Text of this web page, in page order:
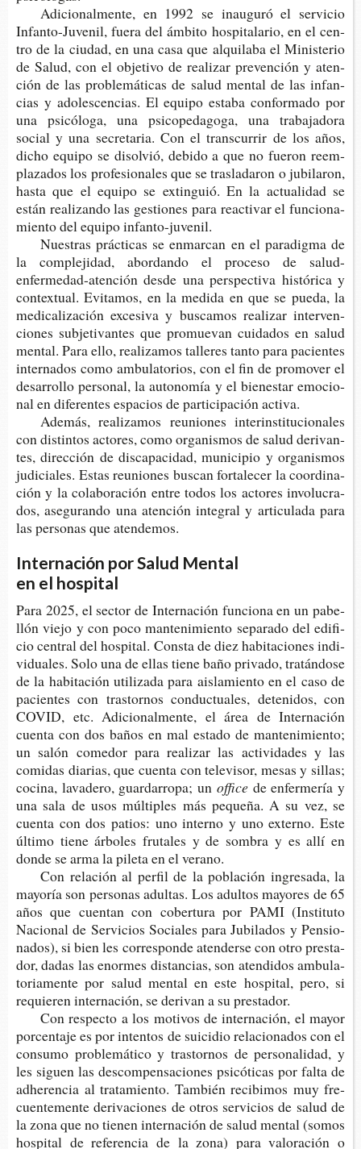
Adi­cio­nal­men­te, en 1992 se inau­gu­ró el ser­vi­cio
Infanto-​Juvenil, fuera del ámbi­to hos­pi­ta­la­rio, en el cen­
tro de la ciu­dad, en una casa que alqui­la­ba el Minis­te­rio
de Salud, con el obje­ti­vo de rea­li­zar pre­ven­ción y aten­
ción de las pro­ble­má­ti­cas de salud men­tal de las infan­
cias y ado­les­cen­cias. El equi­po esta­ba con­for­ma­do por
una psi­có­lo­ga, una psi­co­pe­da­go­ga, una tra­ba­ja­do­ra
social y una secre­ta­ria. Con el trans­cu­rrir de los años,
dicho equi­po se disol­vió, debi­do a que no fue­ron reem­
pla­za­dos los pro­fe­sio­na­les que se tras­la­da­ron o jubi­la­ron,
hasta que el equi­po se extin­guió. En la actua­li­dad se
están rea­li­zan­do las ges­tio­nes para reac­ti­var el fun­cio­na­
mien­to del equi­po infanto-juvenil.
Nues­tras prác­ti­cas se enmar­can en el para­dig­ma de
la com­ple­ji­dad, abor­dan­do el pro­ce­so de salud-​
enfermedad-atención desde una pers­pec­ti­va his­tó­ri­ca y
con­tex­tual. Evi­ta­mos, en la medi­da en que se pueda, la
medi­ca­li­za­ción exce­si­va y bus­ca­mos rea­li­zar inter­ven­
cio­nes sub­je­ti­van­tes que pro­mue­van cui­da­dos en salud
men­tal. Para ello, rea­li­za­mos talle­res tanto para pacien­tes
inter­na­dos como ambu­la­to­rios, con el fin de pro­mo­ver el
desa­rro­llo per­so­nal, la auto­no­mía y el bie­nes­tar emo­cio­
nal en dife­ren­tes espa­cios de par­ti­ci­pa­ción activa.
Ade­más, rea­li­za­mos reunio­nes inte­ri­ns­ti­tu­cio­na­les
con dis­tin­tos acto­res, como orga­nis­mos de salud deri­van­
tes, direc­ción de dis­ca­pa­ci­dad, muni­ci­pio y orga­nis­mos
judi­cia­les. Estas reunio­nes bus­can for­ta­le­cer la coor­di­na­
ción y la cola­bo­ra­ción entre todos los acto­res invo­lu­cra­
dos, ase­gu­ran­do una aten­ción inte­gral y arti­cu­la­da para
las per­so­nas que atendemos.
Internación por Salud Mental
en el hospital
Para 2025, el sec­tor de Inter­na­ción fun­cio­na en un pabe­
llón viejo y con poco man­te­ni­mien­to sepa­ra­do del edi­fi­
cio cen­tral del hos­pi­tal. Cons­ta de diez habi­ta­cio­nes indi­
vi­dua­les. Solo una de ellas tiene baño pri­va­do, tra­tán­do­se
de la habi­ta­ción uti­li­za­da para ais­la­mien­to en el caso de
pacien­tes con tras­tor­nos con­duc­tua­les, dete­ni­dos, con
COVID, etc. Adi­cio­nal­men­te, el área de Inter­na­ción
cuen­ta con dos baños en mal esta­do de man­te­ni­mien­to;
un salón come­dor para rea­li­zar las acti­vi­da­des y las
comi­das dia­rias, que cuen­ta con tele­vi­sor, mesas y sillas;
coci­na, lava­de­ro, guar­da­rro­pa; un officede enfer­me­ría y
una sala de usos múl­ti­ples más peque­ña. A su vez, se
cuen­ta con dos patios: uno interno y uno externo. Este
últi­mo tiene árbo­les fru­ta­les y de som­bra y es allí en
donde se arma la pile­ta en el verano.
Con rela­ción al per­fil de la pobla­ción ingre­sa­da, la
mayo­ría son per­so­nas adul­tas. Los adul­tos mayo­res de 65
años que cuen­tan con cober­tu­ra por PAMI (Ins­ti­tu­to
Nacio­nal de Ser­vi­cios Socia­les para Jubi­la­dos y Pen­sio­
na­dos), si bien les corres­pon­de aten­der­se con otro pres­ta­
dor, dadas las enor­mes dis­tan­cias, son aten­di­dos ambu­la­
to­ria­men­te por salud men­tal en este hos­pi­tal, pero, si
requie­ren inter­na­ción, se deri­van a su prestador.
Con res­pec­to a los moti­vos de inter­na­ción, el mayor
por­cen­ta­je es por inten­tos de sui­ci­dio rela­cio­na­dos con el
con­su­mo pro­ble­má­ti­co y tras­tor­nos de per­so­na­li­dad, y
les siguen las des­com­pen­sa­cio­nes psi­có­ti­cas por falta de
adhe­ren­cia al tra­ta­mien­to. Tam­bién reci­bi­mos muy fre­
cuen­te­men­te deri­va­cio­nes de otros ser­vi­cios de salud de
la zona que no tie­nen inter­na­ción de salud men­tal (somos
hos­pi­tal de refe­ren­cia de la zona) para valo­ra­ción o